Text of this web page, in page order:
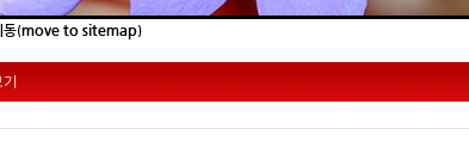
동(move to sitemap)